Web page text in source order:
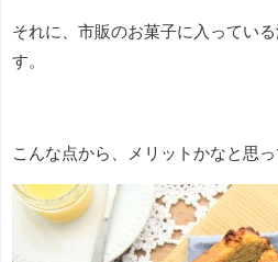
それに、市販のお菓子に入ってい
す。
こんな点から、メリットかなと思っ